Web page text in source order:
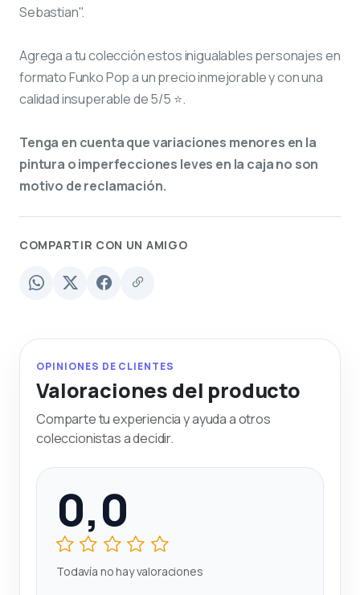
Sebastian".
Agrega a tu colección estos inigualables personajes en
formato Funko Pop a un precio inmejorable y con una
calidad insuperable de 5/5 ⭐.
Tenga en cuenta que variaciones menores en la
pintura o imperfecciones leves en la caja no son
motivo de reclamación.
COMPARTIR CON UN AMIGO
OPINIONES DE CLIENTES
Valoraciones del producto
Comparte tu experiencia y ayuda a otros
coleccionistas a decidir.
0,0
Todavía no hay valoraciones